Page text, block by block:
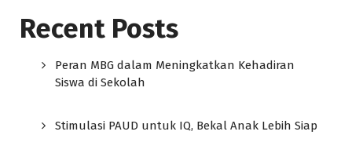
Recent Posts
Peran MBG dalam Meningkatkan Kehadiran
Siswa di Sekolah
Stimulasi PAUD untuk IQ, Bekal Anak Lebih Siap